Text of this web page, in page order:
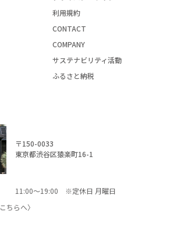
利用規約
CONTACT
COMPANY
サステナビリティ活動
ふるさと納税
〒150-0033
東京都渋谷区猿楽町16-1
11:00～19:00 ※定休日 月曜日
こちらへ〉